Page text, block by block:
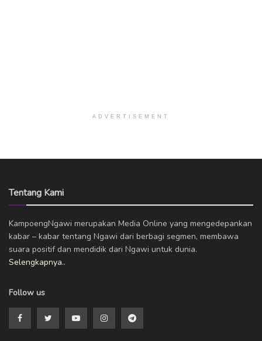
ADVERTISEMENT
Tentang Kami
KampoengNgawi merupakan Media Online yang mengedepankan
kabar – kabar tentang Ngawi dari berbagi segmen, membawa
suara positif dan mendidik dari Ngawi untuk dunia.
Selengkapnya..
Follow us